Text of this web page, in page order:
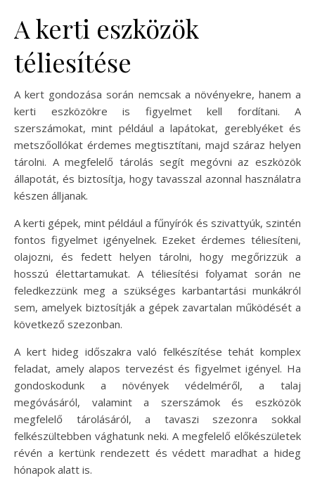
A kerti eszközök
téliesítése
A kert gondozása során nemcsak a növényekre, hanem a
kerti eszközökre is figyelmet kell fordítani. A
szerszámokat, mint például a lapátokat, gereblyéket és
metszőollókat érdemes megtisztítani, majd száraz helyen
tárolni. A megfelelő tárolás segít megóvni az eszközök
állapotát, és biztosítja, hogy tavasszal azonnal használatra
készen álljanak.
A kerti gépek, mint például a fűnyírók és szivattyúk, szintén
fontos figyelmet igényelnek. Ezeket érdemes téliesíteni,
olajozni, és fedett helyen tárolni, hogy megőrizzük a
hosszú élettartamukat. A téliesítési folyamat során ne
feledkezzünk meg a szükséges karbantartási munkákról
sem, amelyek biztosítják a gépek zavartalan működését a
következő szezonban.
A kert hideg időszakra való felkészítése tehát komplex
feladat, amely alapos tervezést és figyelmet igényel. Ha
gondoskodunk a növények védelméről, a talaj
megóvásáról, valamint a szerszámok és eszközök
megfelelő tárolásáról, a tavaszi szezonra sokkal
felkészültebben vághatunk neki. A megfelelő előkészületek
révén a kertünk rendezett és védett maradhat a hideg
hónapok alatt is.